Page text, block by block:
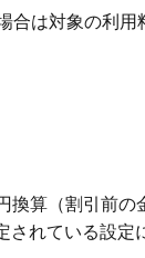
合は対象の利
算（割引前の
れている設定